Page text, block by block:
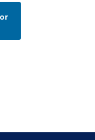
relatives aux
Nous